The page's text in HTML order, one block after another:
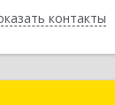
контакты
Назад